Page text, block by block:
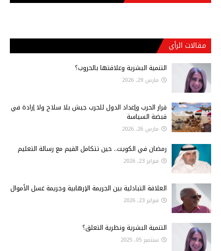
مقالات الرأي
التنمية البشرية وعلاقتها بالحروب؟
مارس 29, 2026
قرار الحرب وإعداد الدول للحرب جيش بلا سلاح ولا إرادة في
قبضة السياسة
مارس 26, 2026
رمضان في الكويت.. حين تتكامل القيم مع رسالة التعليم
فبراير 23, 2026
العلاقة التبادلية بين الجريمة الإرهابية وجريمة غسل الأموال
فبراير 23, 2026
التنمية البشرية ونظرية التعلق؟
سبتمبر 05, 2025